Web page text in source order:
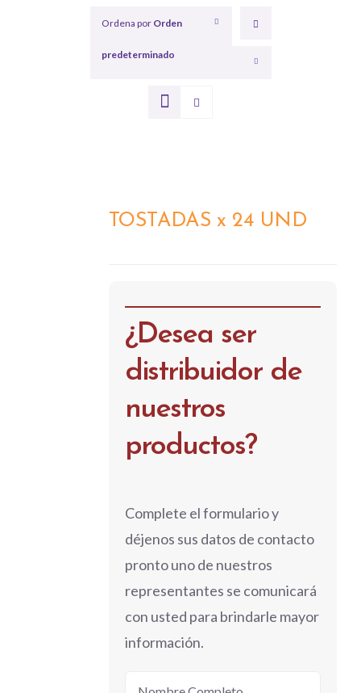
Ordena por Orden
predeterminado
Mostrar12 productos
TOSTADAS x 24 UND
¿Desea ser
distribuidor de
nuestros
productos?
Complete el formulario y
déjenos sus datos de contacto
pronto uno de nuestros
representantes se comunicará
con usted para brindarle mayor
información.